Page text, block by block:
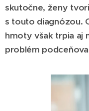
skutočne, ženy
s touto diagnózou.
hmoty však trpia aj
problém